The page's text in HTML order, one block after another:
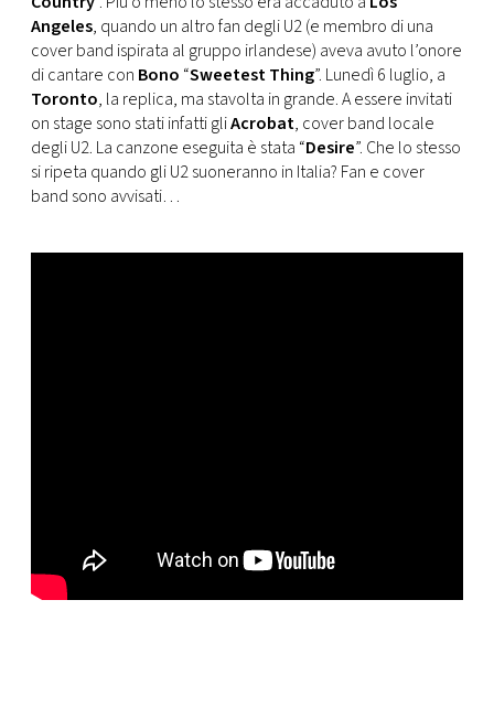
CONSIGLIA
Angeles, quando un altro fan degli U2 (e membro di una
cover band ispirata al gruppo irlandese) aveva avuto l’onore
di cantare con Bono “Sweetest Thing”. Lunedì 6 luglio, a
Toronto, la replica, ma stavolta in grande. A essere invitati
on stage sono stati infatti gliAcrobat, cover band locale
degli U2. La canzone eseguita è stata “Desire”. Che lo stesso
si ripeta quando gli U2 suoneranno in Italia? Fan e cover
band sono avvisati…